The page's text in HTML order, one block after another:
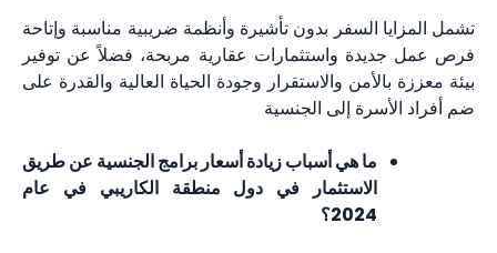
بدون تأشيرة وأنظمة ضريبية مناسبة وإتاحة
واستثمارات عقارية مربحة، فضلاً عن توفير
والاستقرار وجودة الحياة العالية والقدرة على
إلى الجنسية
ما هي أسباب زيادة أسعار برامج الجنسية عن طريق
الاستثمار في دول منطقة الكاريبي في عام